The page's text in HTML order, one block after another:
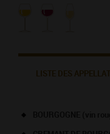
LISTE DES